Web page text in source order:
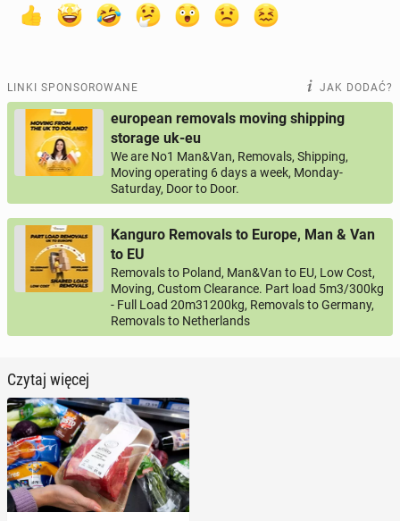
LINKI SPONSOROWANE JAK DODAĆ?
european removals moving shipping
storage uk-eu
We are No1 Man&Van, Removals, Shipping,
Moving operating 6 days a week, Monday-
Saturday, Door to Door.
Kanguro Removals to Europe, Man & Van
to EU
Removals to Poland, Man&Van to EU, Low Cost,
Moving, Custom Clearance. Part load 5m3/300kg
- Full Load 20m31200kg, Removals to Germany,
Removals to Netherlands
Czytaj więcej